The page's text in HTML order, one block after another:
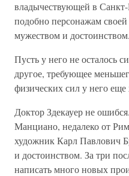
владычествующей в Санкт-
подобно персонажам
мужеством и достоинством.
Пусть у него не осталось
другое, требующее
физических сил у него
Доктор Здекауер не
Манциано, недалеко от
художник Карл Павлович
и достоинством. За три
написать много новых